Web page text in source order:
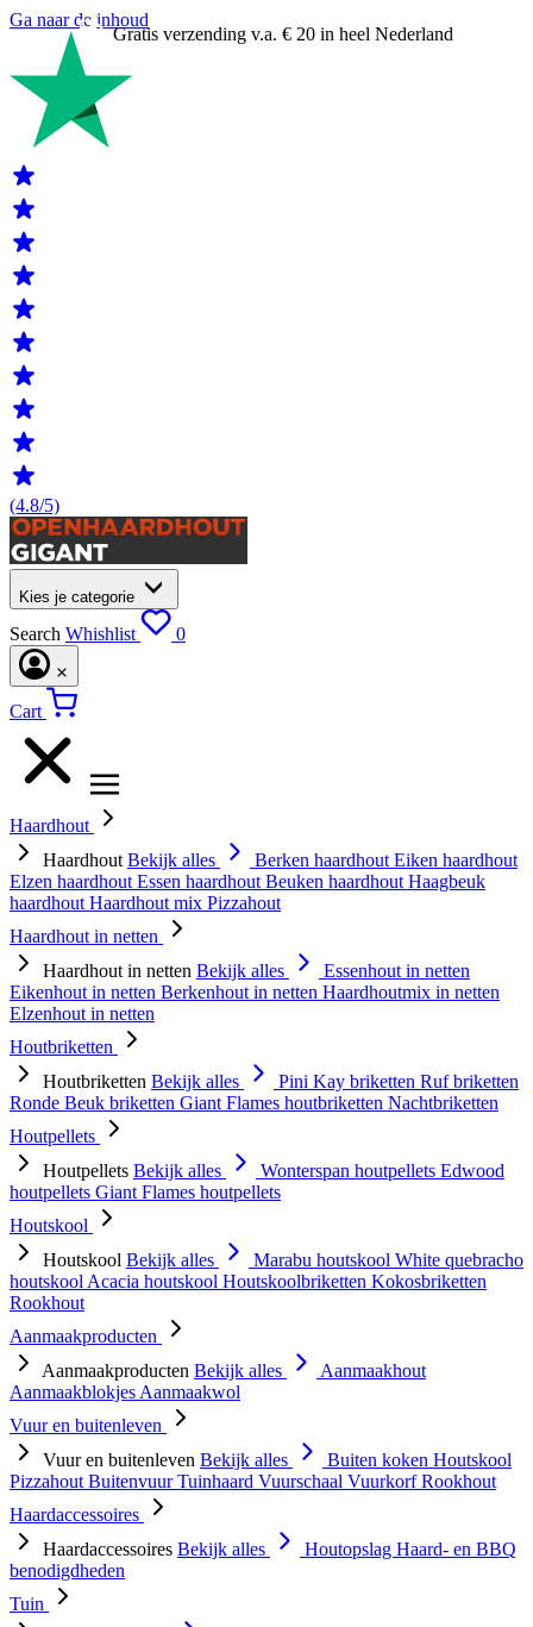
Ga naar de inhoud
Gratis verzending v.a. € 20 in heel Nederland
(4.8/5)
Kies je categorie
Search Whishlist 0
Cart
Haardhout
Haardhout Bekijk alles Berken haardhout Eiken haardhout
Elzen haardhout Essen haardhout Beuken haardhout Haagbeuk
haardhout Haardhout mix Pizzahout
Haardhout in netten
Haardhout in netten Bekijk alles
Essenhout in netten
Eikenhout in netten Berkenhout in netten Haardhoutmix in netten
Elzenhout in netten
Houtbriketten
Houtbriketten Bekijk alles Pini Kay briketten Ruf briketten
Ronde Beuk briketten Giant Flames houtbriketten Nachtbriketten
Houtpellets
Houtpellets Bekijk alles Wonterspan houtpellets Edwood
houtpellets Giant Flames houtpellets
Houtskool
Houtskool Bekijk alles Marabu houtskool White quebracho
houtskool Acacia houtskool Houtskoolbriketten Kokosbriketten
Rookhout
Aanmaakproducten
Aanmaakproducten Bekijk alles
Aanmaakhout
Aanmaakblokjes Aanmaakwol
Vuur en buitenleven
Vuur en buitenleven Bekijk alles Buiten koken Houtskool
Pizzahout BuitenvuurTuinhaard Vuurschaal VuurkorfRookhout
Haardaccessoires
Haardaccessoires Bekijk alles Houtopslag Haard- en BBQ
benodigdheden
Tuin